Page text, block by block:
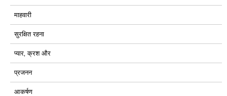
माहवारी
सुरक्षित रहना
प्यार, क्रश और
प्रजनन
आकर्षण